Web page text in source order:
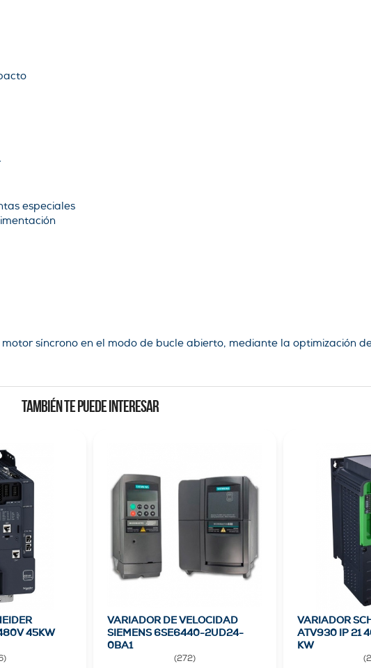
especiales
síncrono en el modo de bucle abierto, mediante la optimización
TAMBIÉN TE PUEDE INTERESAR
45KW
)
VARIADOR DE VELOCIDAD
SIEMENS 6SE6440-2UD24-
0BA1
(272)
VARIADOR
ATV930 IP 21
KW
(